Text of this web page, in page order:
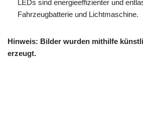
LEDs sind energieeffizienter und
Fahrzeugbatterie und Lichtmaschine.
Hinweis: Bilder wurden mithilfe
erzeugt.